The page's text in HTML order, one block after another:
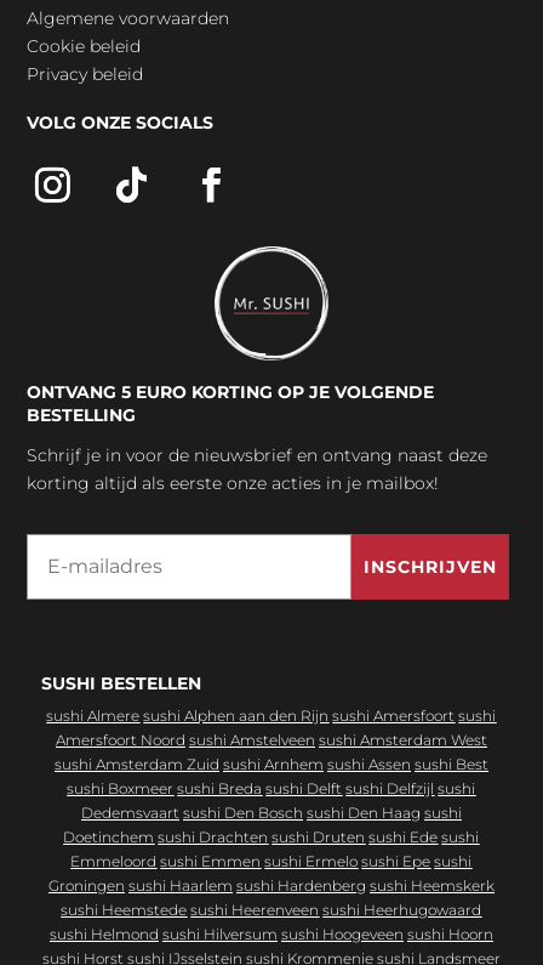
Algemene voorwaarden
Cookie beleid
Privacy beleid
VOLG ONZE SOCIALS
ONTVANG 5 EURO KORTING OP JE VOLGENDE
BESTELLING
Schrijf je in voor de nieuwsbrief en ontvang naast deze
korting altijd als eerste onze acties in je mailbox!
INSCHRIJVEN
SUSHI BESTELLEN
sushi Almere sushi Alphen aan den Rijn sushi Amersfoort sushi
Amersfoort Noord sushi Amstelveen sushi Amsterdam West
sushi Amsterdam Zuid sushi Arnhem sushi Assen sushi Best
sushi Boxmeer sushi Breda sushi Delft sushi Delfzijl sushi
Dedemsvaart sushi Den Bosch sushi Den Haag sushi
Doetinchem sushi Drachten sushi Druten sushi Ede sushi
Emmeloord sushi Emmen sushi Ermelo sushi Epe sushi
Groningen sushi Haarlem sushi Hardenberg sushi Heemskerk
sushi Heemstede sushi Heerenveen sushi Heerhugowaard
sushi Helmond sushi Hilversum sushi Hoogeveen sushi Hoorn
sushi Horst sushi IJsselstein sushi Krommenie sushi Landsmeer